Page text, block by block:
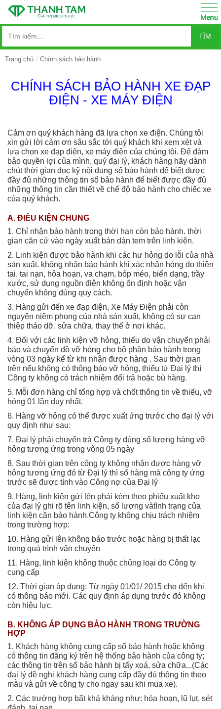
TÌM
Trang chủ Chính sách bảo hành
CHÍNH SÁCH BẢO HÀNH XE ĐẠP
ĐIỆN - XE MÁY ĐIỆN
Cảm ơn quý khách hàng đã lựa chọn xe điện. Chúng tôi
xin gửi lời cảm ơn sâu sắc tới quý khách khi xem xét và
lựa chọn xe đạp điện, xe máy điện của chúng tôi. Để đảm
bảo quyền lợi của mình, quý đại lý, khách hàng hãy dành
chút thời gian đọc kỹ nội dung sổ bảo hành để biết được
đầy đủ những thông tin sổ bảo hành để biết được đầy đủ
những thông tin cần thiết về chế độ bảo hành cho chiếc xe
của quý khách.
A. ĐIỀU KIỆN CHUNG
1. Chỉ nhận bảo hành trong thời hạn còn bảo hành. thời
gian căn cứ vào ngày xuất bán dán tem trên linh kiện.
2. Linh kiện được bảo hành khi các hư hỏng do lỗi của nhà
sản xuất. không nhận bảo hành khi xác nhận hỏng do thiên
tai, tai nạn, hỏa hoạn, va chạm, bóp méo, biến dạng, trầy
xước, sử dụng nguồn điện không ổn định hoặc vận
chuyển không đúng quy cách.
3. Hàng gửi đến xe đạp điện, Xe Máy Điện phải còn
nguyên niêm phong của nhà sản xuất, không có sự can
thiệp tháo dỡ, sửa chữa, thay thế ở nơi khác.
4. Đối với các linh kiện vỡ hỏng, thiếu do vận chuyển phải
báo và chuyển đồ vỡ hỏng cho bộ phận bảo hành trong
vòng 03 ngày kể từ khi nhận được hàng . Sau thời gian
trên nếu không có thông báo vỡ hỏng, thiếu từ Đại lý thì
Công ty không có trách nhiệm đổi trả hoặc bù hàng.
5. Mỗi đơn hàng chỉ tổng hợp và chốt thông tin về thiếu, vỡ
hỏng 01 lần duy nhất.
6. Hàng vỡ hỏng có thể được xuất ứng trước cho đại lý với
quy định như sau:
7. Đại lý phải chuyển trả Công ty đúng số lượng hàng vỡ
hỏng tương ứng trong vòng 05 ngày
8. Sau thời gian trên công ty không nhận được hàng vỡ
hỏng tương ứng đó từ Đại lý thì số hàng mà công ty ứng
trước sẽ được tính vào Công nợ của Đại lý
9. Hàng, linh kiện gửi lên phải kèm theo phiếu xuất kho
của đại lý ghi rõ tên linh kiện, số lượng vàtình trạng của
linh kiện cần bảo hành.Công ty không chịu trách nhiệm
trong trường hợp:
10. Hàng gửi lên không báo trước hoặc hàng bị thất lạc
trong quá trình vận chuyển
11. Hàng, linh kiện không thuộc chủng loại do Công ty
cung cấp
12. Thời gian áp dụng: Từ ngày 01/01/ 2015 cho đến khi
có thông báo mới. Các quy định áp dụng trước đó không
còn hiệu lực.
B. KHÔNG ÁP DỤNG BẢO HÀNH TRONG TRƯỜNG
HỢP
1. Khách hàng không cung cấp sổ bảo hành hoặc không
có thông tin đăng ký trên hệ thống bảo hành của công ty;
các thông tin trên sổ bảo hành bị tẩy xoá, sửa chữa...(Các
đại lý đề nghị khách hàng cung cấp đầy đủ thông tin theo
mẫu và gửi về công ty cho ngay sau khi mua xe).
2. Các trường hợp bất khả kháng như: hỏa hoạn, lũ lụt, sét